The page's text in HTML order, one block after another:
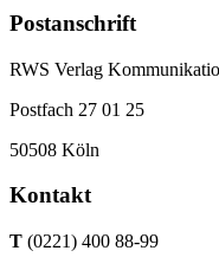
Postanschrift
RWS Verlag
Postfach 27 01 25
50508 Köln
Kontakt
T (0221) 400 88-99